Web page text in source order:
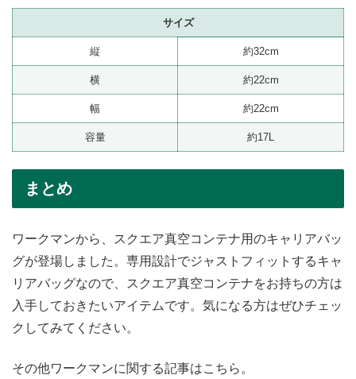
サイズ
縦 約32cm
横 約22cm
幅 約22cm
容量 約17L
まとめ
ワークマンから、スクエア真空コンテナ用のキャリアバッ
グが登場しました。専用設計でジャストフィットするキャ
リアバッグなので、スクエア真空コンテナをお持ちの方は
入手しておきたいアイテムです。気になる方はぜひチェッ
クしてみてください。
その他ワークマンに関する記事はこちら。